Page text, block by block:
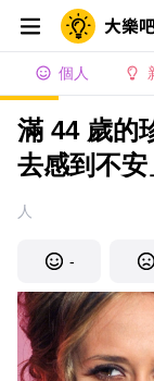
個人
滿 44 歲的
去感到不安
人
-